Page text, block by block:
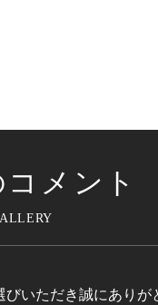
メント
いただき誠にありが